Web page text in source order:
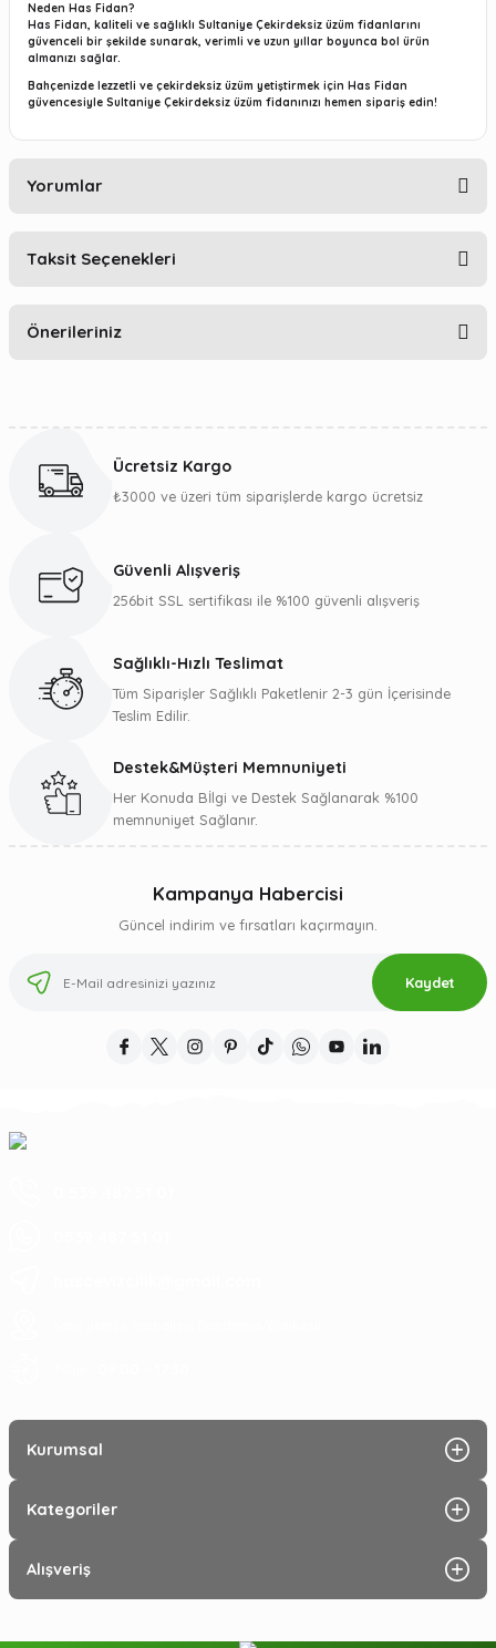
Neden Has Fidan?
Has Fidan, kaliteli ve sağlıklı Sultaniye Çekirdeksiz üzüm fidanlarını
güvenceli bir şekilde sunarak, verimli ve uzun yıllar boyunca bol ürün
almanızı sağlar.
Bahçenizde lezzetli ve çekirdeksiz üzüm yetiştirmek için Has Fidan
güvencesiyle Sultaniye Çekirdeksiz üzüm fidanınızı hemen sipariş edin!
Yorumlar
Taksit Seçenekleri
Önerileriniz
Görüş ve önerileriniz için teşekkür ederiz.
Ürün bilgilerinde hatalar bulunuyor.
Gönder
Ücretsiz Kargo
₺3000 ve üzeri tüm siparişlerde kargo ücretsiz
Güvenli Alışveriş
256bit SSL sertifikası ile %100 güvenli alışveriş
Sağlıklı-Hızlı Teslimat
Tüm Siparişler Sağlıklı Paketlenir 2-3 gün İçerisinde
Teslim Edilir.
Destek&Müşteri Memnuniyeti
Her Konuda Bİlgi ve Destek Sağlanarak %100
memnuniyet Sağlanır.
Kampanya Habercisi
Güncel indirim ve fırsatları kaçırmayın.
Kaydet
Kurumsal
Kategoriler
Alışveriş